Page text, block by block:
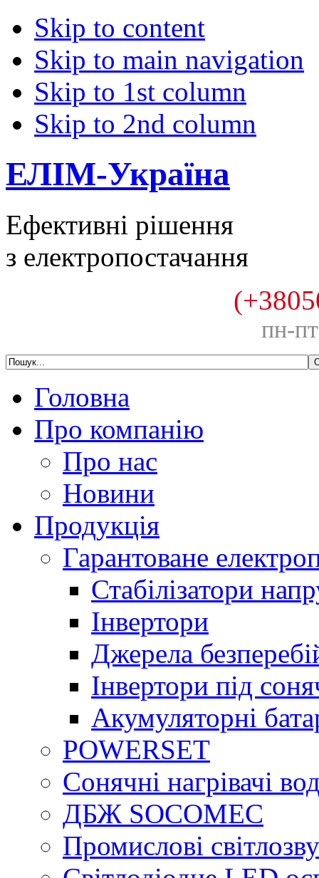
Skip to content
Skip to main navigation
Skip to 1st column
Skip to 2nd column
ЕЛІМ-Україна
Ефективні рішення
з електропостачання
пн-
Головна
Про компанію
Про нас
Новини
Продукція
Гарантоване
Стабілізатори
Інвертори
Джерела
Інвертори під
Акумуляторні
POWERSET
Сонячні нагрівачі
ДБЖ SOCOMEC
Промислові